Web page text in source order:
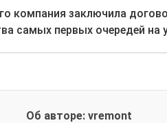
компания заключила
самых первых очередей
Об авторе: vremont